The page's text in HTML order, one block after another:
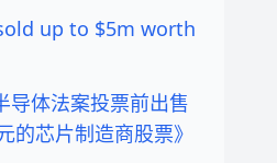
up to $5m worth
导体法案投票前出售
的芯片制造商股票》